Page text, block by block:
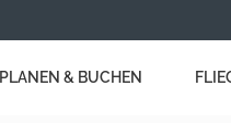
PLANEN & BUCHEN